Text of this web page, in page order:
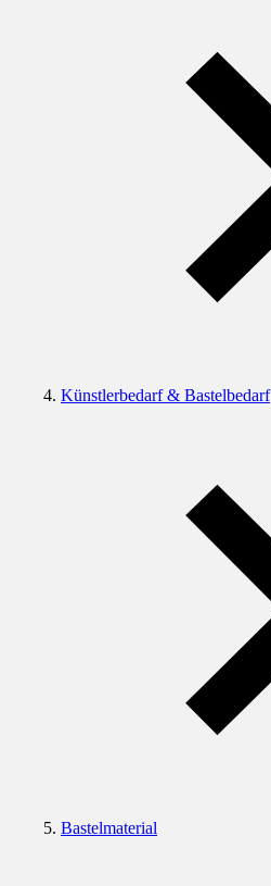
Künstlerbedarf & Bastelbedarf
Bastelmaterial